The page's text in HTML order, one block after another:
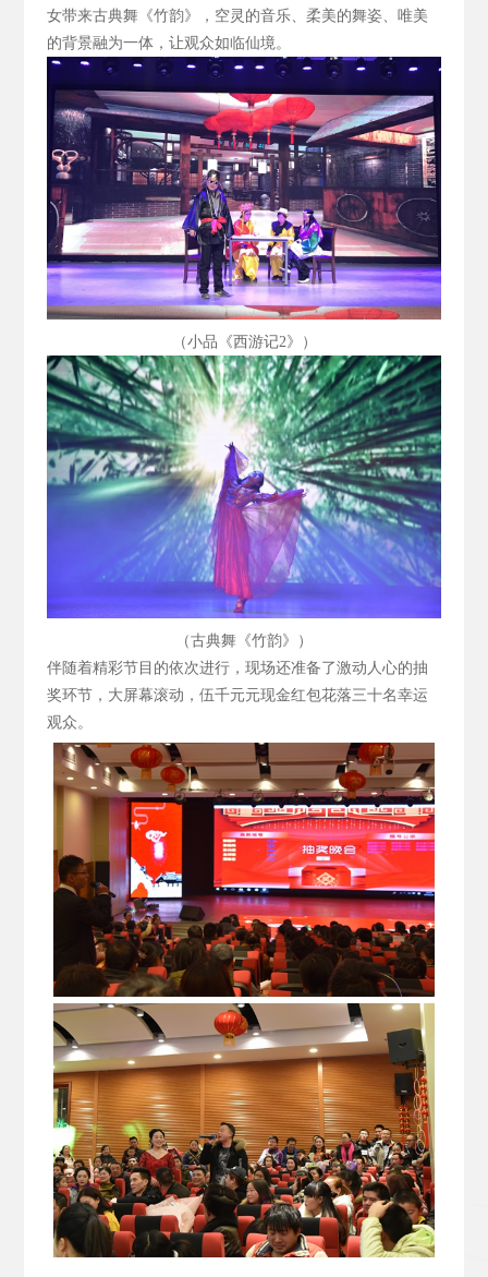
女带来古典舞《竹韵》，空灵的音乐、柔美的舞姿、唯美
的背景融为一体，让观众如临仙境。
（小品《西游记2》）
（古典舞《竹韵》）
伴随着精彩节目的依次进行，现场还准备了激动人心的抽
奖环节，大屏幕滚动，伍千元元现金红包花落三十名幸运
观众。